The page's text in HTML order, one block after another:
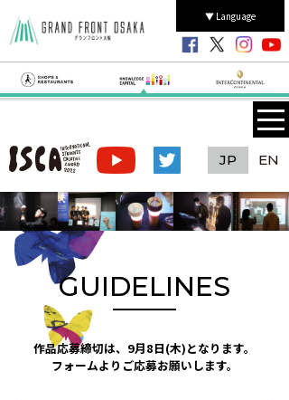
▼ Language
EN
JP
アワード概要
審査員
受賞作品
プログラム
開催模様
2022
2019
2018
2017
GUIDELINES
作品応募締切は、9月8日(木)となります。
フォームよりご応募お願いします。